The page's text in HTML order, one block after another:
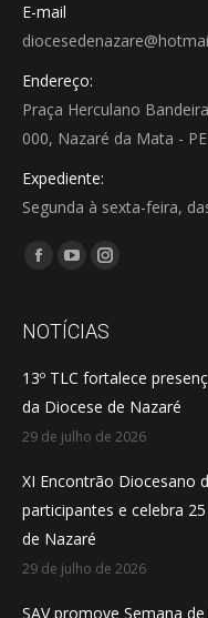
E-mail
Endereço:
Praça Herculano
000, Nazaré da Mata - PE
Expediente:
Segunda à sexta-feira,
Encontre-nos em:
Facebook
opens
new
window
YouTube
opens
new
window
Instagram
opens
new
window
NOTÍCIAS
13º TLC fortalece
da Diocese de Nazaré
29 de julho de 2026
XI Encontrão Diocesano
participantes e celebra
de Nazaré
29 de julho de 2026
SAV promove Semana